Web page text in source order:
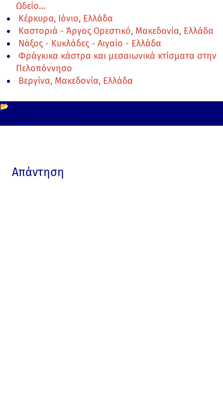
Ωδείο…
Κέρκυρα, Ιόνιο, Ελλάδα
Καστοριά - Άργος Ορεστικό, Μακεδονία, Ελλάδα
Νάξος - Κυκλάδες - Αιγαίο - Ελλάδα
Φράγκικα κάστρα και μεσαιωνικά κτίσματα στην
Πελοπόννησο
Βεργίνα, Μακεδονία, Ελλάδα
📂
Απάντηση